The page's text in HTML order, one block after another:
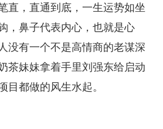
，直通到底，一生运势如坐
，鼻子代表内心，也就是心
没有一个不是高情商的老谋深
茶妹妹拿着手里刘强东给启动
目都做的风生水起。